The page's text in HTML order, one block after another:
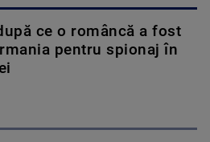
ce o româncă a fost
pentru spionaj în